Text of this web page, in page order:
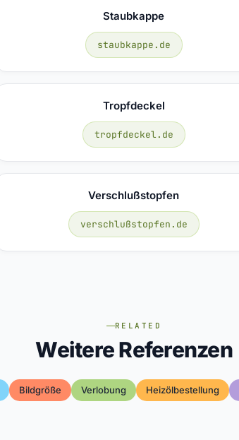
Staubkappe
staubkappe.de
Tropfdeckel
tropfdeckel.de
Verschlußstopfen
verschlußstopfen.de
RELATED
Weitere Referenzen
Bildgröße Verlobung Heizölbestellung